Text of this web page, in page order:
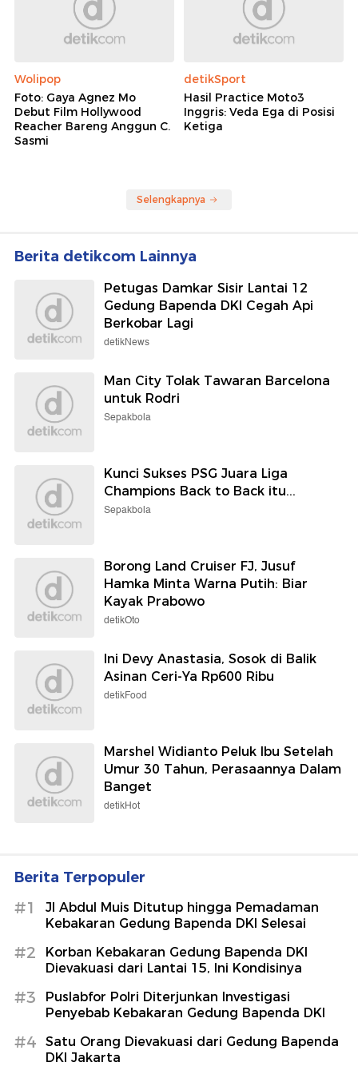
Wolipop
Foto: Gaya Agnez Mo
Debut Film Hollywood
Reacher Bareng Anggun C.
Sasmi
detikSport
Hasil Practice Moto3
Inggris: Veda Ega di Posisi
Ketiga
Selengkapnya
Berita detikcom Lainnya
Petugas Damkar Sisir Lantai 12
Gedung Bapenda DKI Cegah Api
Berkobar Lagi
detikNews
Man City Tolak Tawaran Barcelona
untuk Rodri
Sepakbola
Kunci Sukses PSG Juara Liga
Champions Back to Back itu...
Sepakbola
Borong Land Cruiser FJ, Jusuf
Hamka Minta Warna Putih: Biar
Kayak Prabowo
detikOto
Ini Devy Anastasia, Sosok di Balik
Asinan Ceri-Ya Rp600 Ribu
detikFood
Marshel Widianto Peluk Ibu Setelah
Umur 30 Tahun, Perasaannya Dalam
Banget
detikHot
Berita Terpopuler
#1
Jl Abdul Muis Ditutup hingga Pemadaman
Kebakaran Gedung Bapenda DKI Selesai
#2
Korban Kebakaran Gedung Bapenda DKI
Dievakuasi dari Lantai 15, Ini Kondisinya
#3
Puslabfor Polri Diterjunkan Investigasi
Penyebab Kebakaran Gedung Bapenda DKI
#4
Satu Orang Dievakuasi dari Gedung Bapenda
DKI Jakarta